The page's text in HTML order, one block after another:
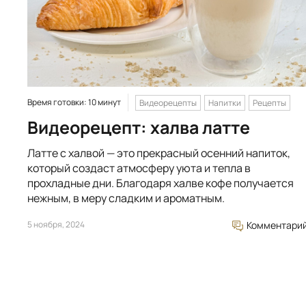
Время готовки: 10 минут Видеорецепты Напитки Рецепты
Видеорецепт: халва латте
Латте с халвой — это прекрасный осенний напиток,
который создаст атмосферу уюта и тепла в
прохладные дни. Благодаря халве кофе получается
нежным, в меру сладким и ароматным.
5 ноября, 2024